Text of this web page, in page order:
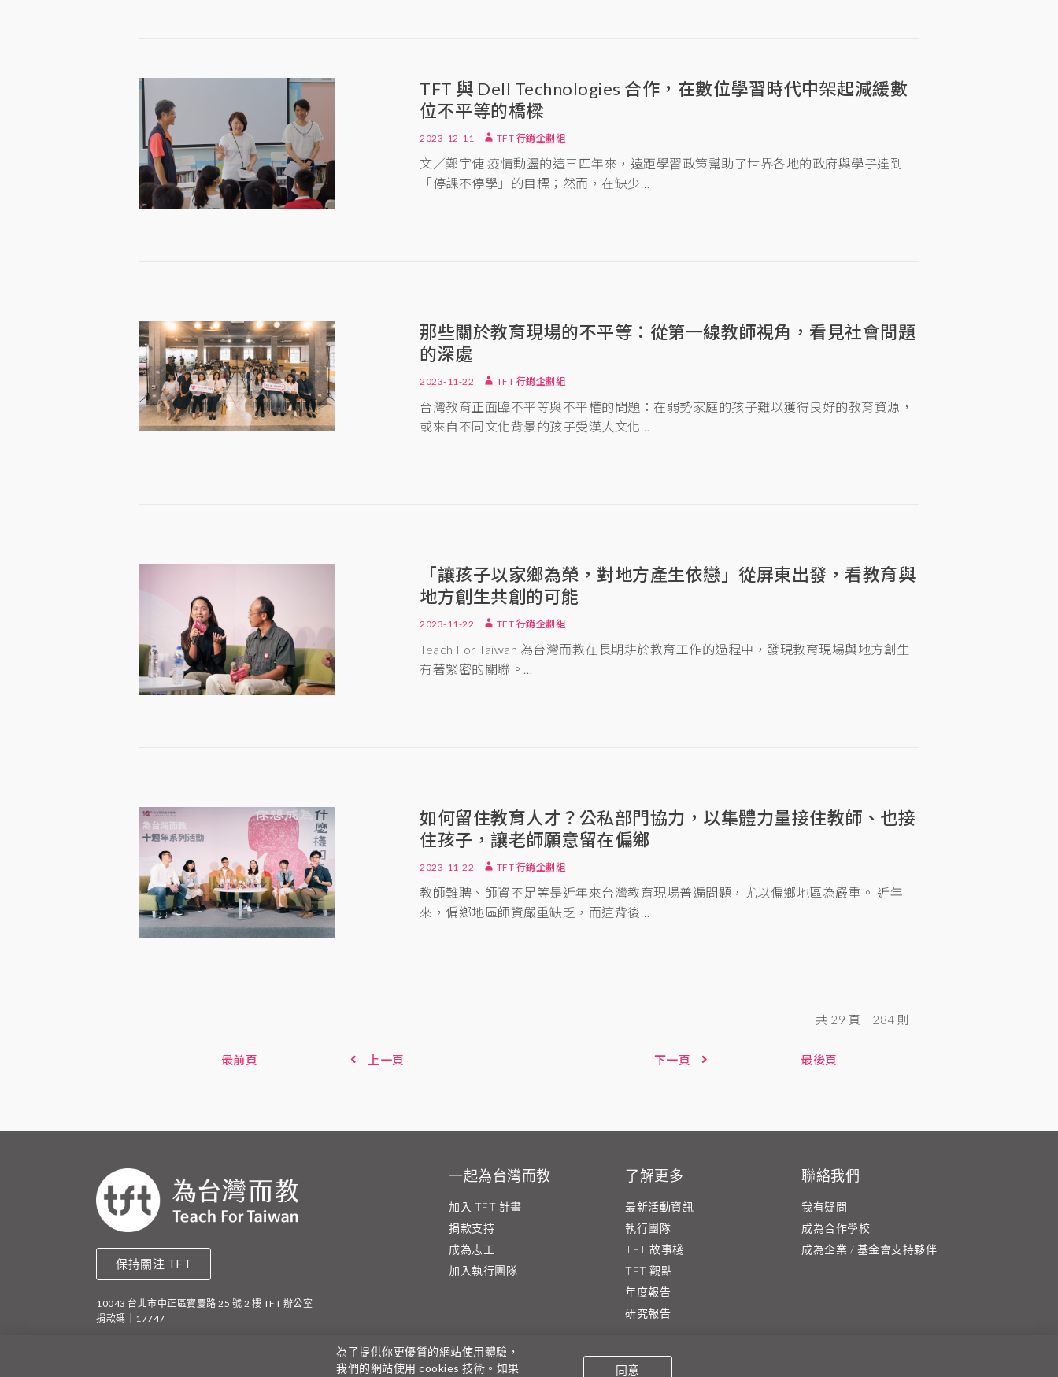
TFT 與 Dell Technologies 合作，在數位學習時代中架起減緩數
位不平等的橋樑
2023-12-11 TFT 行銷企劃組
文／鄭宇倢 疫情動盪的這三四年來，遠距學習政策幫助了世界各地的政府與學子達到
「停課不停學」的目標；然而，在缺少…
那些關於教育現場的不平等：從第一線教師視角，看見社會問題
的深處
2023-11-22 TFT 行銷企劃組
台灣教育正面臨不平等與不平權的問題：在弱勢家庭的孩子難以獲得良好的教育資源，
或來自不同文化背景的孩子受漢人文化…
「讓孩子以家鄉為榮，對地方產生依戀」從屏東出發，看教育與
地方創生共創的可能
2023-11-22 TFT 行銷企劃組
Teach For Taiwan 為台灣而教在長期耕於教育工作的過程中，發現教育現場與地方創生
有著緊密的關聯。…
如何留住教育人才？公私部門協力，以集體力量接住教師、也接
住孩子，讓老師願意留在偏鄉
2023-11-22 TFT 行銷企劃組
教師難聘、師資不足等是近年來台灣教育現場普遍問題，尤以偏鄉地區為嚴重。 近年
來，偏鄉地區師資嚴重缺乏，而這背後…
共 29 頁 284 則
最前頁 上一頁 下一頁 最後頁
保持關注 TFT
10043 台北市中正區寶慶路 25 號 2 樓 TFT 辦公室
捐款碼｜17747
一起為台灣而教
加入 TFT 計畫
捐款支持
成為志工
加入執行團隊
了解更多
最新活動資訊
執行團隊
TFT 故事棧
TFT 觀點
年度報告
研究報告
聯絡我們
我有疑問
成為合作學校
成為企業 / 基金會支持夥伴
立案字號｜新北教社字第1060339602號（主管機關已於
為了提供你更優質的網站使用體驗，
我們的網站使用 cookies 技術。如果
同意